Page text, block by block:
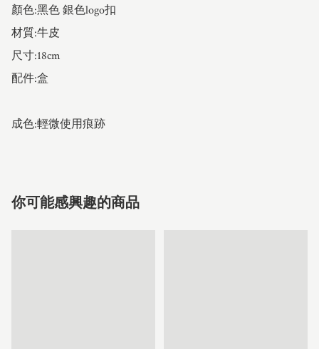
顏色:黑色 銀色logo扣
材質:牛皮
尺寸:18cm
配件:盒
成色:輕微使用痕跡
你可能感興趣的商品